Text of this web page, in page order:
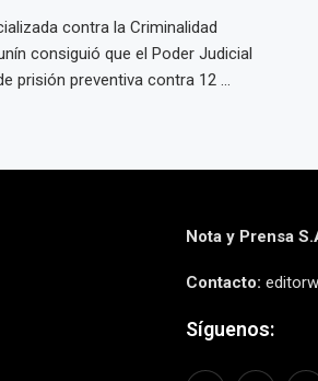
contra la Criminalidad
consiguió que el Poder Judicial
prisión preventiva contra 12 ...
Nota y Prensa
Contacto:
Síguenos: